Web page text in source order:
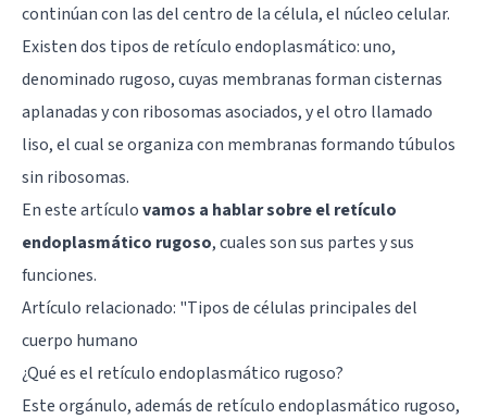
continúan con las del centro de la célula, el núcleo celular.
Existen dos tipos de retículo endoplasmático: uno,
denominado rugoso, cuyas membranas forman cisternas
aplanadas y con ribosomas asociados, y el otro llamado
liso, el cual se organiza con membranas formando túbulos
sin ribosomas.
En este artículovamos a hablar sobre el retículo
endoplasmático rugoso, cuales son sus partes y sus
funciones.
Artículo relacionado: "Tipos de células principales del
cuerpo humano
¿Qué es el retículo endoplasmático rugoso?
Este orgánulo, además de retículo endoplasmático rugoso,